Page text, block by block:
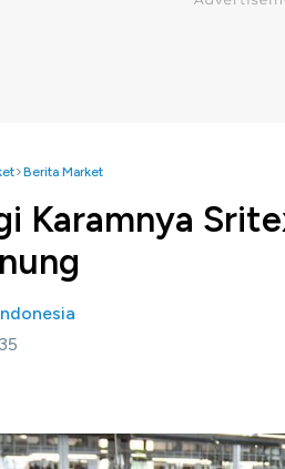
Berita Market
Karamnya